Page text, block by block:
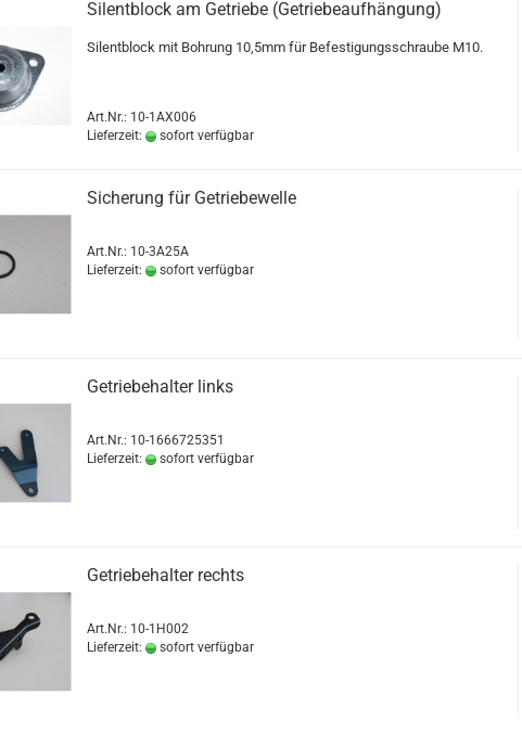
Silentblock am Getriebe (Getriebeaufhängung)
Silentblock mit Bohrung 10,5mm für Befestigungsschraube M10.
Art.Nr.: 10-1AX006
Lieferzeit:
sofort verfügbar
Sicherung für Getriebewelle
Art.Nr.: 10-3A25A
Lieferzeit:
sofort verfügbar
Getriebehalter links
Art.Nr.: 10-1666725351
Lieferzeit:
sofort verfügbar
Getriebehalter rechts
Art.Nr.: 10-1H002
Lieferzeit:
sofort verfügbar